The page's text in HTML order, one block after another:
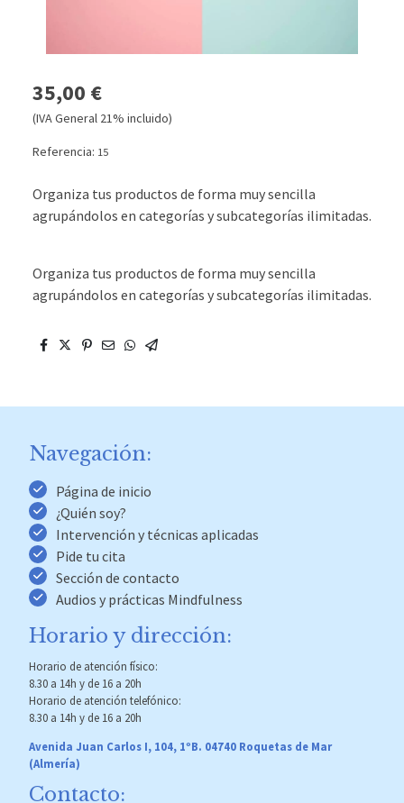
35,00 €
(IVA General 21% incluido)
Referencia: 15
Organiza tus productos de forma muy sencilla
agrupándolos en categorías y subcategorías ilimitadas.
Organiza tus productos de forma muy sencilla
agrupándolos en categorías y subcategorías ilimitadas.
Navegación:
Página de inicio
¿Quién soy?
Intervención y técnicas aplicadas
Pide tu cita
Sección de contacto
Audios y prácticas Mindfulness
Horario y dirección:
Horario de atención físico:
8.30 a 14h y de 16 a 20h
Horario de atención telefónico:
8.30 a 14h y de 16 a 20h
Avenida Juan Carlos I, 104, 1ºB. 04740 Roquetas de Mar
(Almería)
Contacto: